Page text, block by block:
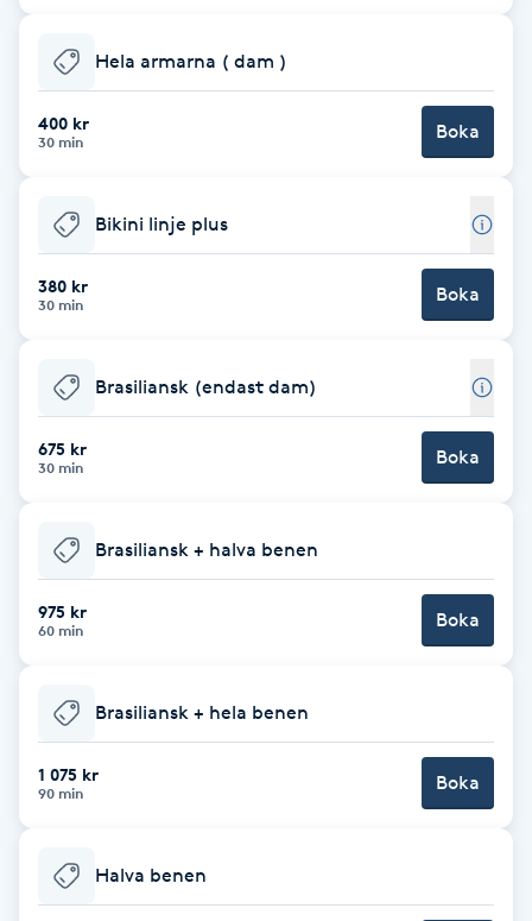
Bambumassage
Barber
Barnklippning
Blowout
Bottenfärg
Brynformning
Brynfärgning
Brynplockning
Bröllopsuppsättning
C
Celluliter
Hela armarna ( dam )
400 kr
30 min Boka
Bikini linje plus
380 kr
30 min Boka
Brasiliansk (endast dam)
675 kr
30 min Boka
Brasiliansk + halva benen
975 kr
60 min Boka
Brasiliansk + hela benen
1 075 kr
90 min Boka
Halva benen